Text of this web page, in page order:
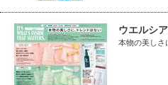
ウエルシ
本物の美しさ